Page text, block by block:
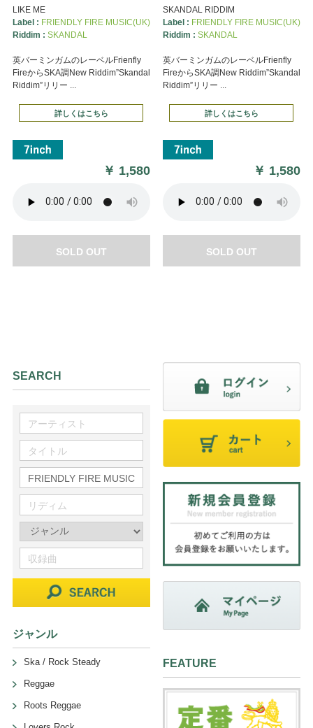
LIKE ME
Label : FRIENDLY FIRE MUSIC(UK)
Riddim : SKANDAL
英バーミンガムのレーベルFrienfly
FireからSKA調New Riddim”Skandal
Riddim”リリー ...
詳しくはこちら
￥ 1,580
SOLD OUT
SKANDAL RIDDIM
Label : FRIENDLY FIRE MUSIC(UK)
Riddim : SKANDAL
英バーミンガムのレーベルFrienfly
FireからSKA調New Riddim”Skandal
Riddim”リリー ...
詳しくはこちら
￥ 1,580
SOLD OUT
SEARCH
ジャンル
Ska / Rock Steady
Reggae
Roots Reggae
FEATURE